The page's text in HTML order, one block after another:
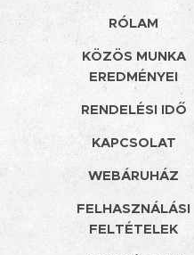
RÓLAM
KÖZÖS MUNKA
EREDMÉNYEI
RENDELÉSI IDŐ
KAPCSOLAT
WEBÁRUHÁZ
FELHASZNÁLÁSI
FELTÉTELEK